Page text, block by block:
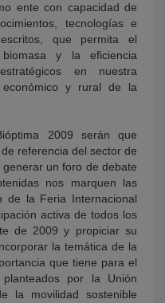
ente con capacidad de
tecnologías e
que permita el
y la eficiencia
en nuestra
y rural de la
2009 serán que
referencia del sector de
un foro de debate
nos marquen las
de la Feria Internacional
activa de todos los
de 2009 y propiciar su
la temática de la
que tiene para el
por la Unión
la movilidad sostenible